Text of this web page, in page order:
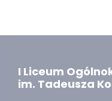
I Liceum
im. Tadeusza